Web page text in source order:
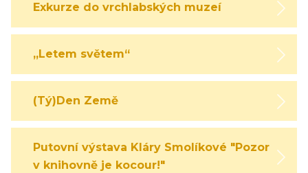
Exkurze do vrchlabských muzeí
„Letem světem“
(Tý)Den Země
Putovní výstava Kláry Smolíkové "Pozor,
v knihovně je kocour!"